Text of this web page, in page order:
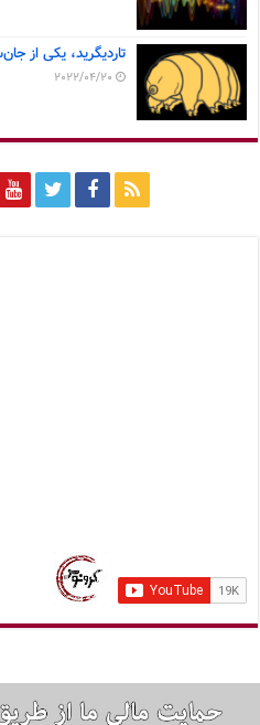
تاردیگرید، یکی از
2022/04/20